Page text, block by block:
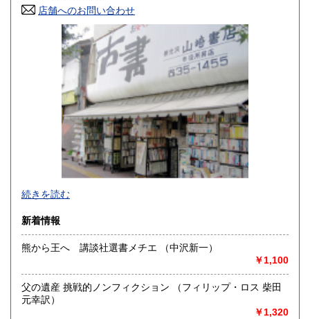
山口県
900円 愛媛県
900円 福岡県
1,100円 長崎県
1,100円 大分県
1,100円 鹿児島県
沖縄県
店舗へのお問い合わせ
長野県に関する書籍はおまかせください、在庫豊富にござい
ます。問い合わせくださいませ。他、古書全般広く取扱って
おります。
国外取引は致しません。
続きを読む
新着情報
熊から王へ 講談社選書メチエ （中沢新一）
￥1,100
父の遺産 挑戦的ノンフィクション （フィリップ・ロス 柴田
元幸訳）
￥1,320